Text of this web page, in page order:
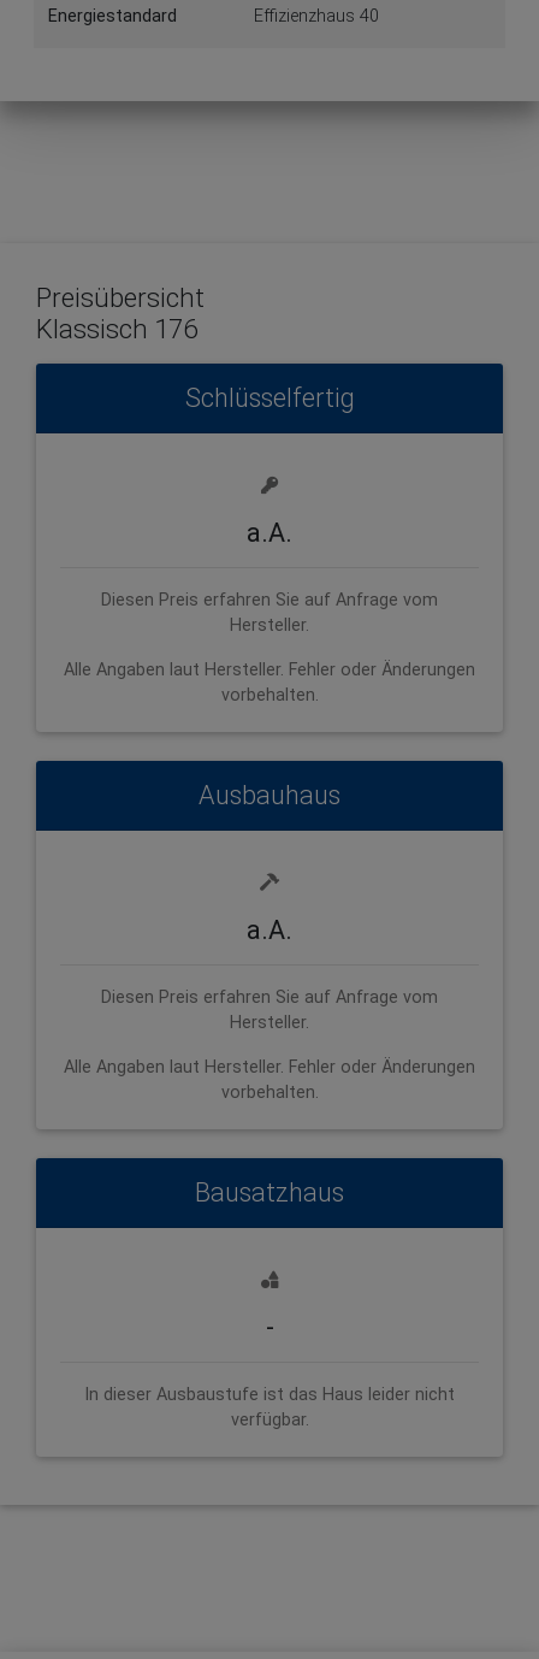
Energiestandard Effizienzhaus 40
Preisübersicht
Klassisch 176
Schlüsselfertig
a.A.
Diesen Preis erfahren Sie auf Anfrage vom
Hersteller.
Alle Angaben laut Hersteller. Fehler oder Änderungen
vorbehalten.
Ausbauhaus
a.A.
Diesen Preis erfahren Sie auf Anfrage vom
Hersteller.
Alle Angaben laut Hersteller. Fehler oder Änderungen
vorbehalten.
Bausatzhaus
-
In dieser Ausbaustufe ist das Haus leider nicht
verfügbar.